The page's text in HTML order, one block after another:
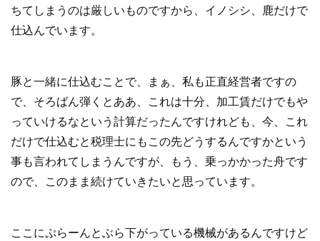
ちてしまうのは厳しいものですから、イノシシ、鹿だけで
仕込んでいます。
豚と一緒に仕込むことで、まぁ、私も正直経営者ですの
で、そろばん弾くとああ、これは十分、加工賃だけでもや
っていけるなという計算だったんですけれども、今、これ
だけで仕込むと税理士にもこの先どうするんですかという
事も言われてしまうんですが、もう、乗っかかった舟です
ので、このまま続けていきたいと思っています。
ここにぷらーんとぶら下がっている機械があるんですけど